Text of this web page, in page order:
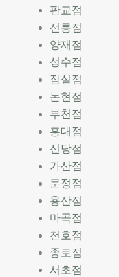
판교점
선릉점
양재점
성수점
잠실점
논현점
부천점
홍대점
신당점
가산점
문정점
용산점
마곡점
천호점
종로점
서초점